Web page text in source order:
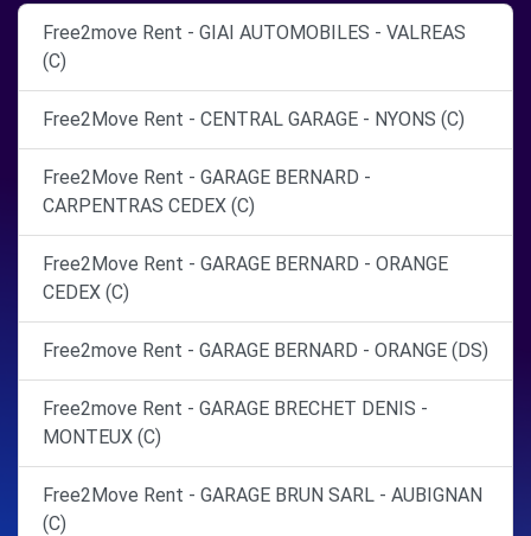
Free2move Rent - GIAI AUTOMOBILES - VALREAS
(C)
Free2Move Rent - CENTRAL GARAGE - NYONS (C)
Free2Move Rent - GARAGE BERNARD -
CARPENTRAS CEDEX (C)
Free2Move Rent - GARAGE BERNARD - ORANGE
CEDEX (C)
Free2move Rent - GARAGE BERNARD - ORANGE (DS)
Free2move Rent - GARAGE BRECHET DENIS -
MONTEUX (C)
Free2Move Rent - GARAGE BRUN SARL - AUBIGNAN
(C)